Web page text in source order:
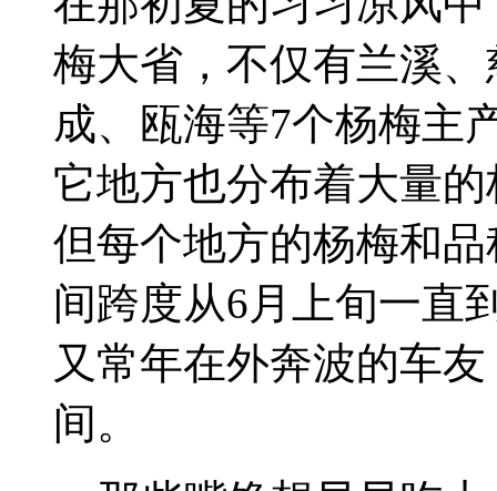
梅大省，不仅有兰溪
成、瓯海等7个杨梅主
它地方也分布着大量
但每个地方的杨梅和
间跨度从6月上旬一直
又常年在外奔波的车
间。